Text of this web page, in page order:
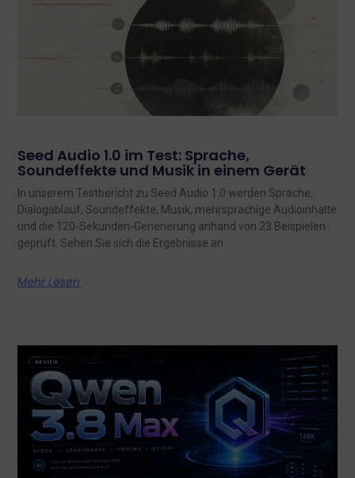
Seed Audio 1.0 im Test: Sprache,
Soundeffekte und Musik in einem Gerät
In unserem Testbericht zu Seed Audio 1.0 werden Sprache,
Dialogablauf, Soundeffekte, Musik, mehrsprachige Audioinhalte
und die 120-Sekunden-Generierung anhand von 23 Beispielen
geprüft. Sehen Sie sich die Ergebnisse an.
Mehr Lesen